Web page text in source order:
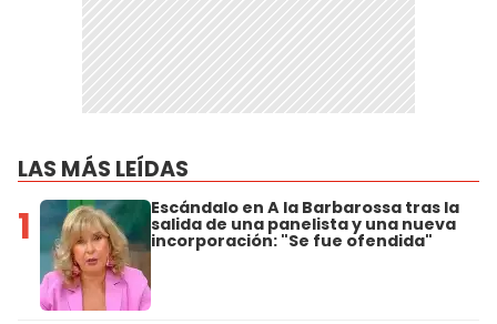
LAS MÁS LEÍDAS
1 Escándalo en A la Barbarossa tras la
salida de una panelista y una nueva
incorporación: "Se fue ofendida"